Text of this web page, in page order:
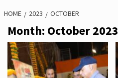
HOME 2023 OCTOBER
Month: October 2023